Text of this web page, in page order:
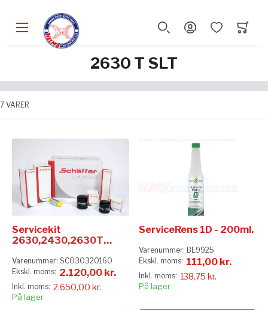
2630 T SLT
7 VARER
2.650,00 kr.
2.120,00 kr.
Servicekit
2630,2430,2630T
Varenummer: SC030320160
På lager
138,75 kr.
111,00 kr.
ServiceRens 1D - 200ml.
Varenummer: BE9925
På lager